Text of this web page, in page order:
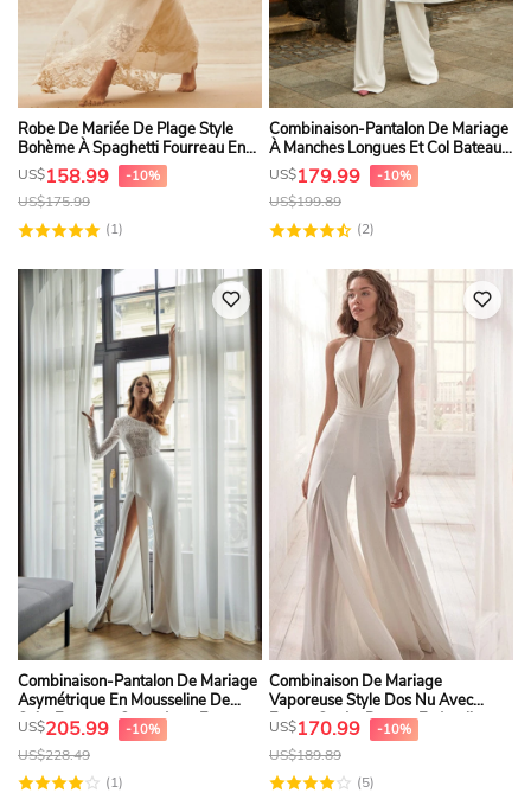
Robe De Mariée De Plage Style
Bohème À Spaghetti Fourreau En
Mousseline
US$158.99 -10%
US$175.99
(1)
Combinaison-Pantalon De Mariage
À Manches Longues Et Col Bateau,
Style Illusion, Avec Veste
US$179.99 -10%
US$199.89
(2)
Combinaison-Pantalon De Mariage
Asymétrique En Mousseline De
Soie, Fourreau Sexy, Avec Fente
Sur Le Devant Et Dentelle.
US$205.99 -10%
US$228.49
(1)
Combinaison De Mariage
Vaporeuse Style Dos Nu Avec
Fentes Sur Le Devant Et Appliques
US$170.99 -10%
US$189.89
(5)